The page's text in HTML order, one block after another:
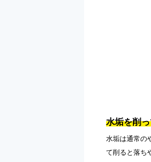
水垢を削
水垢は通常の
て削ると落ち